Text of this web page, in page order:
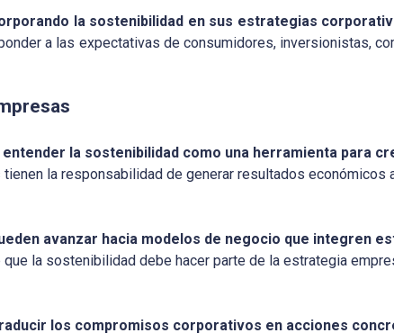
la sostenibilidad en sus estrategias
a las expectativas de consumidores, inversionistas,
entender la sostenibilidad como una herramienta para
la responsabilidad de generar resultados económicos
avanzar hacia modelos de negocio que integren
la sostenibilidad debe hacer parte de la estrategia
los compromisos corporativos en acciones